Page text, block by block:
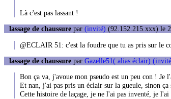
Là c'est pas lassant !
lassage de chaussure par (invité) (92.152.215.xxx) le
@ECLAIR 51: c'est la foudre que tu as pris sur le
lassage de chaussure par Gazelle51( alias éclair)
Bon ça va, j'avoue mon pseudo est un peu con !
Et nan, j'ai pas pris un éclair sur la gueule, sinon ça
Cette histoire de laçage, je ne l'ai pas inventé, je